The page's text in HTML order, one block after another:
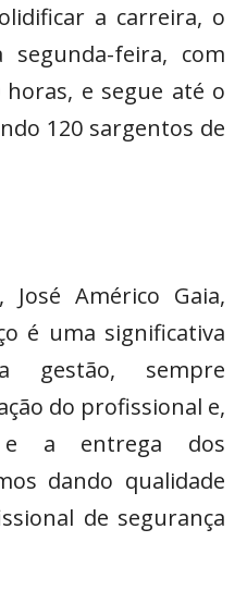
a carreira, o
segunda-feira, com
e segue até o
120 sargentos de
Américo Gaia,
é uma significativa
gestão, sempre
do profissional e,
a entrega dos
dando qualidade
de segurança